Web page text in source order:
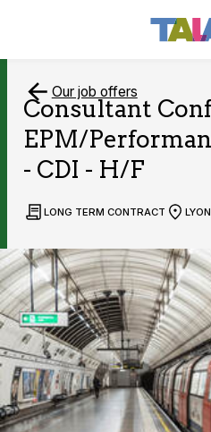
Our job offers
Consultant
EPM/
- CDI - H/F
LONG TERM CONTRACT LYON